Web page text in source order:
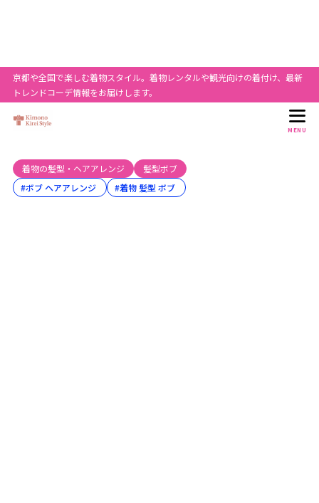
京都や全国で楽しむ着物スタイル。着物レンタルや観光向けの着付け、最新
トレンドコーデ情報をお届けします。
MENU
着物の髪型・ヘアアレンジ
髪型ボブ
#ボブ ヘアアレンジ
#着物 髪型 ボブ
1 着物髪型を上品に見せるボブ30代の基本
1.1 ボブでも着物髪型がきれいに決まる理由
1.1.2 30代が意識したい上品さ
1.2 着物でボブそのままはあり？